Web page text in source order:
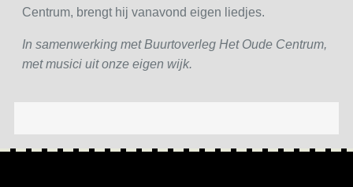
Centrum, brengt hij vanavond eigen liedjes.
In samenwerking met Buurtoverleg Het Oude Centrum,
met musici uit onze eigen wijk.